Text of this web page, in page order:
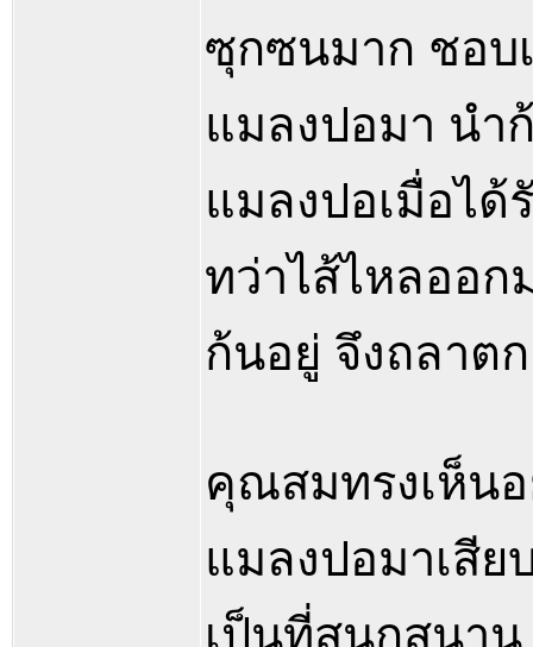
ซุกซนมาก ชอบ
แมลงปอมา นำ
แมลงปอเมื่อไ
ทว่าไส้ไหลออก
ก้นอยู่ จึงถลาต
คุณสมทรงเห็น
แมลงปอมาเสี
เป็นที่สนุกสนาน